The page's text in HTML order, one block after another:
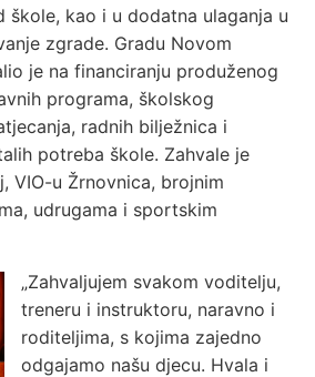
škole, kao i u dodatna ulaganja u
zgrade. Gradu Novom
je na financiranju produženog
programa, školskog
radnih bilježnica i
potreba škole. Zahvale je
VIO-u Žrnovnica, brojnim
udrugama i sportskim
„Zahvaljujem svakom voditelju,
treneru i instruktoru, naravno i
roditeljima, s kojima zajedno
odgajamo našu djecu. Hvala i